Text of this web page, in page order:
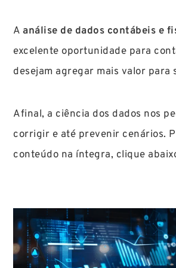
A análise de dados contábeis e
excelente oportunidade para
desejam agregar mais valor para
Afinal, a ciência dos dados nos
corrigir e até prevenir cenários.
conteúdo na íntegra, clique